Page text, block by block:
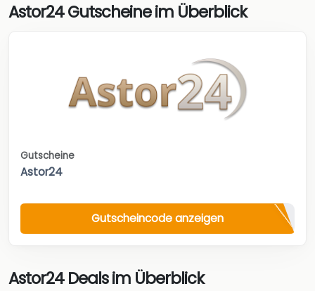
Astor24 Gutscheine im Überblick
Gutscheine
Astor24
Gutscheincode anzeigen
Astor24 Deals im Überblick